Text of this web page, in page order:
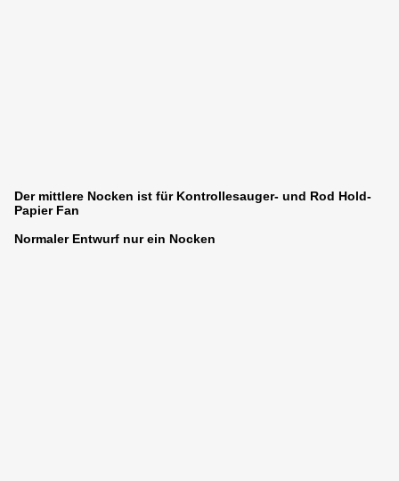
Der mittlere Nocken ist für Kontrollesauger- und Rod Hold-
Papier Fan
Normaler Entwurf nur ein Nocken